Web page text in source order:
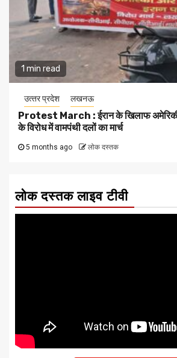
1 min read
उत्‍तर प्रदेश लखनऊ
Protest March : ईरान के खिलाफ
के विरोध में वामपंथी दलों का मार्च
5 months ago लोक दस्तक
लोक दस्तक लाइव टीवी